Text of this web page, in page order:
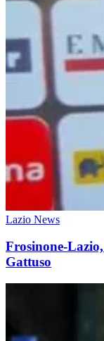
Lazio News
Frosinone-
Gattuso